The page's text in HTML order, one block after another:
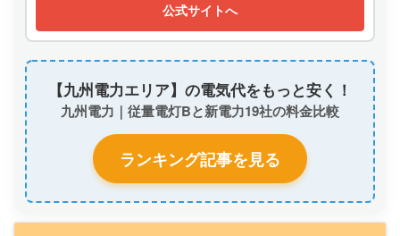
公式サイトへ
【九州電力エリア】の電気代をもっと安く！
九州電力｜従量電灯Bと新電力19社の料金比較
ランキング記事を見る